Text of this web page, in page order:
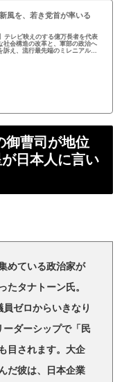
風を、若き党首が率いる
テレビ映えのする億万長者を代表
社会構造の改革と、軍部の政治へ
訴え、流行最先端のミレニアル世
御曹司が地位
日本人に言い
めている政治家が
たタナトーン氏。
ゼロからいきなり
ダーシップで「民
目されます。大企
だ彼は、日本企業